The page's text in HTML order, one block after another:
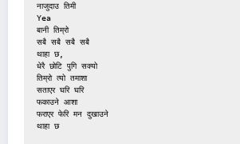
नाजुदाउ तिमी
Yea
बानी तिम्रो
सबै सबै सबै सबै
थाहा छ,
धेरै छोटि पुगि सक्यो
तिम्रो त्यो तमाशा
सताएर घरि घरि
फकाउने आशा
फराएर फेरि मन दुखाउने
थाहा छ